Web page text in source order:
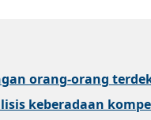
orang-orang
keberadaan